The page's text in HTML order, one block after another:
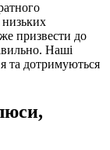
призвести до
Наші
та дотримуються